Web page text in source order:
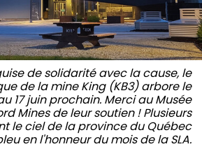
de solidarité avec la cause, le
de la mine King (KB3) arbore le
17 juin prochain. Merci au Musée
Mines de leur soutien ! Plusieurs
le ciel de la province du Québec
en l'honneur du mois de la SLA.